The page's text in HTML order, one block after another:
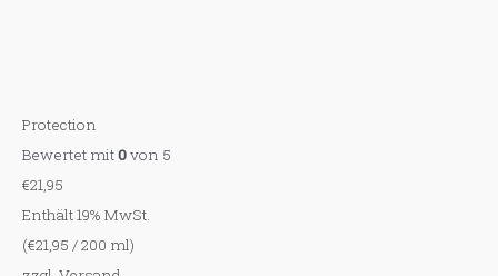
Protection
Bewertet mit0von 5
€21,95
Enthält 19% MwSt.
(€21,95 / 200 ml)